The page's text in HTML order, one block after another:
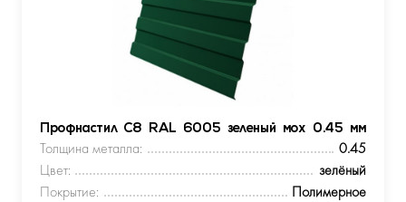
Профнастил С8 RAL 6005 зеленый мох 0.45 мм
Толщина металла:
0.45
Цвет:
зелёный
Покрытие:
Полимерное